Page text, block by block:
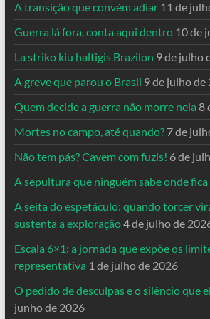
A transição que convém adiar 11 de
Guerra lá fora, conta aqui dentro 10 de
La striko kiu haltigis Brazilon 9 de julho
A greve que parou o Brasil 9 de julho de
Quem decide a guerra não morre nela 8
Mortes no campo, até quando? 7 de
Não tem pás? Cavem com fuzis! 6 de
A sepultura que ninguém sabe onde fica
A seita do espetáculo: quando torcer
sustenta a exploração4 de julho de
Escala 6×1: a jornada que expõe os
representativa 1 de julho de 2026
O pedido de desculpas e o silêncio que
junho de 2026